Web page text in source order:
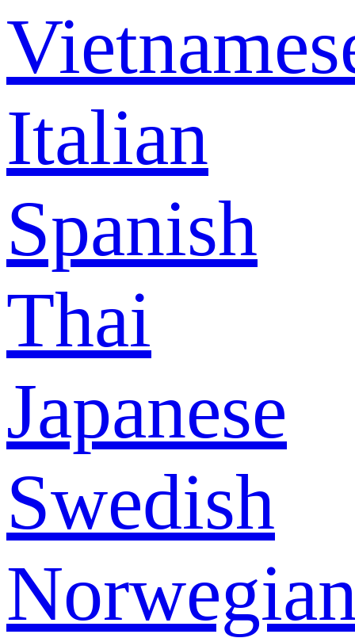
Italian
Spanish
Thai
Japanese
Swedish